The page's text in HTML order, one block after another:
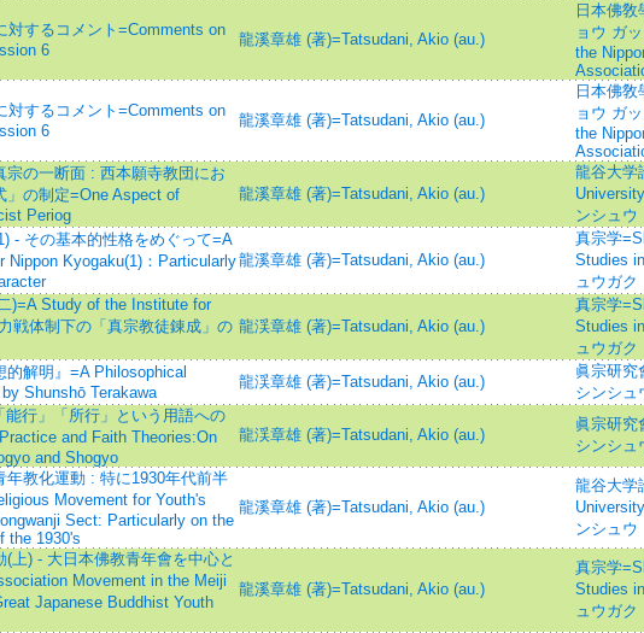
対するコメント=Comments on
6
龍溪章雄 (著)=Tatsudani, Akio (au.)
日本佛
ョウ ガ
the
対するコメント=Comments on
6
龍溪章雄 (著)=Tatsudani, Akio (au.)
日本佛
ョウ ガ
the
宗の一断面 : 西本願寺教団にお
」の制定=One Aspect of
Periog
龍溪章雄 (著)=Tatsudani, Akio (au.)
龍谷大学
ンシュウ
- その基本的性格をめぐって=A
Kyogaku(1)：Particularly龍溪章雄 (著)=Tatsudani, Akio (au.)
真宗学
Studies
ュウガク
)=A Study of the Institute for
戦体制下の「真宗教徒錬成」の 龍渓章雄 (著)=Tatsudani, Akio (au.)
真宗学
Studies
ュウガク
解明』=A Philosophical
Shunshō Terakawa
龍渓章雄 (著)=Tatsudani, Akio (au.)
眞宗研究
シンシュ
行」「所行」という用語への
and Faith Theories:On
and Shogyo
龍渓章雄 (著)=Tatsudani, Akio (au.)
眞宗研究
シンシュ
年教化運動 : 特に1930年代前半
Movement for Youth's
Sect: Particularly on the
the 1930's
龍溪章雄 (著)=Tatsudani, Akio (au.)
龍谷大学
ンシュウ
上) - 大日本佛教青年會を中心と
Movement in the Meiji
Japanese Buddhist Youth
龍溪章雄 (著)=Tatsudani, Akio (au.)
真宗学
Studies
ュウガク